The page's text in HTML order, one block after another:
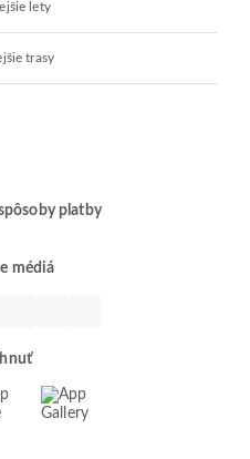
lety
trasy
platby
médiá